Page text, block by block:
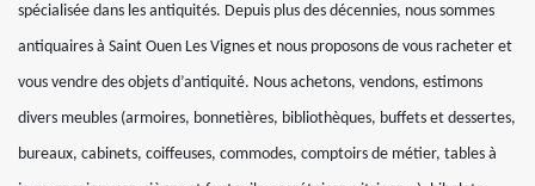
spécialisée dans les antiquités. Depuis plus des décennies, nous sommes
antiquaires à Saint Ouen Les Vignes et nous proposons de vous racheter et
vous vendre des objets d’antiquité. Nous achetons, vendons, estimons
divers meubles (armoires, bonnetières, bibliothèques, buffets et dessertes,
bureaux, cabinets, coiffeuses, commodes, comptoirs de métier, tables à